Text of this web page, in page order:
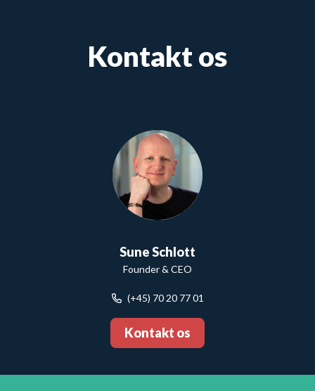
Kontakt os
Sune Schlott
Founder & CEO
(+45) 70 20 77 01
Kontakt os